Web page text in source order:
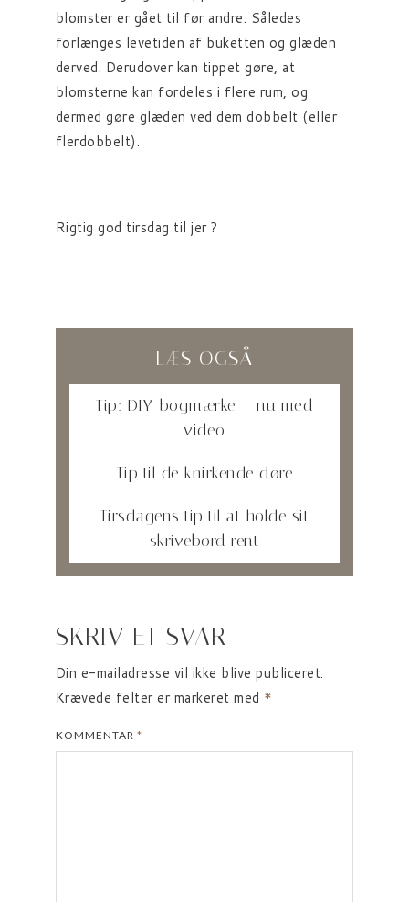
blomster er gået til før andre. Således
forlænges levetiden af buketten og glæden
derved. Derudover kan tippet gøre, at
blomsterne kan fordeles i flere rum, og
dermed gøre glæden ved dem dobbelt (eller
flerdobbelt).
Rigtig god tirsdag til jer ?
LÆS OGSÅ
Tip: DIY-bogmærke – nu med
video
Tip til de knirkende døre
Tirsdagens tip til at holde sit
skrivebord rent
SKRIV ET SVAR
Din e-mailadresse vil ikke blive publiceret.
Krævede felter er markeret med *
KOMMENTAR *